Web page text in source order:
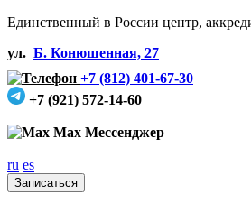
Единственный в России центр,
ул. Б. Конюшенная, 27
+7 (812) 401-67-30
+7 (921) 572-14-60
Max Мессенджер
ru es
Записаться